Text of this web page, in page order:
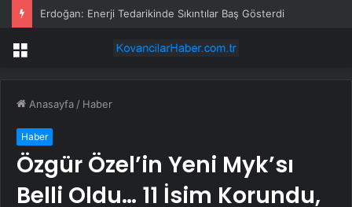
Erdoğan: Enerji Tedarikinde Sıkıntılar Baş Gösterdi
Menü
Anasayfa / Haber
Haber
Özgür Özel’in Yeni Myk’sı
Belli Oldu… 11 İsim Korundu,